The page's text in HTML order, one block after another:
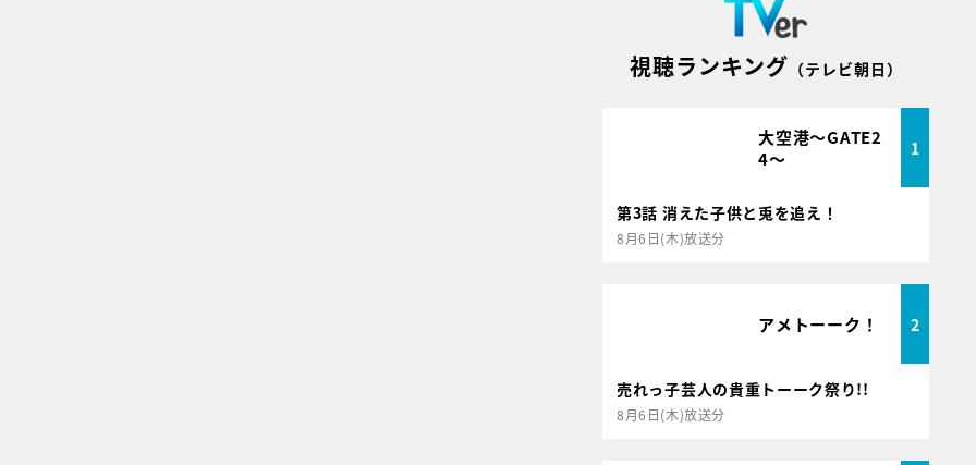
視聴ランキング （テレビ朝日）
大空港～GATE2
4～
1
第3話 消えた子供と兎を追え！
8月6日(木)放送分
アメトーーク！ 2
売れっ子芸人の貴重トーーク祭り!!
8月6日(木)放送分